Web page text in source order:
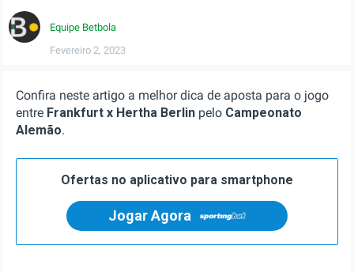
Equipe Betbola
Fevereiro 2, 2023
Confira neste artigo a melhor dica de aposta para o jogo
entre Frankfurt x Hertha Berlin pelo Campeonato
Alemão.
Ofertas no aplicativo para smartphone
Jogar Agora